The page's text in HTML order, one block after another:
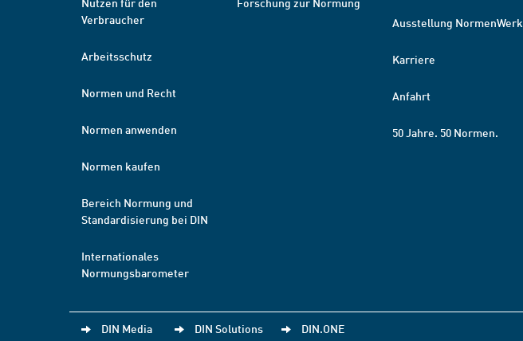
Verbraucher
Arbeitsschutz
Normen und Recht
Normen anwenden
Normen kaufen
Bereich Normung und
Standardisierung bei DIN
Internationales
Normungsbarometer
Ausstellung NormenWerk
Karriere
Anfahrt
50 Jahre. 50 Normen.
DIN Media DIN Solutions DIN.ONE